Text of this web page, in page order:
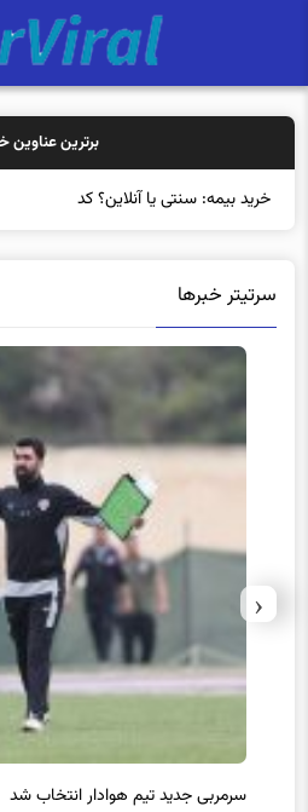
برترین عناوین
خرید بیمه: سنتی یا آنلاین؟ کدامیک تجربه
سرتیتر خبرها
سرمربی جدید تیم هوادار انتخاب شد
‹